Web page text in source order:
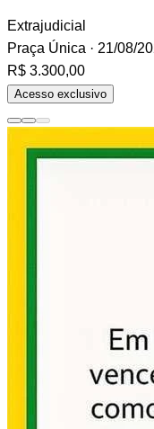
Extrajudicial
Praça Única · 21/08/
R$ 3.300,00
Acesso exclusivo